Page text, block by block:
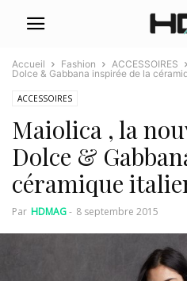
Accueil Fashion ACCESSOIRES
Dolce & Gabbana inspirée de la
ACCESSOIRES
Maiolica , la
Dolce &
céramique
Par HDMAG- 8 septembre 2015